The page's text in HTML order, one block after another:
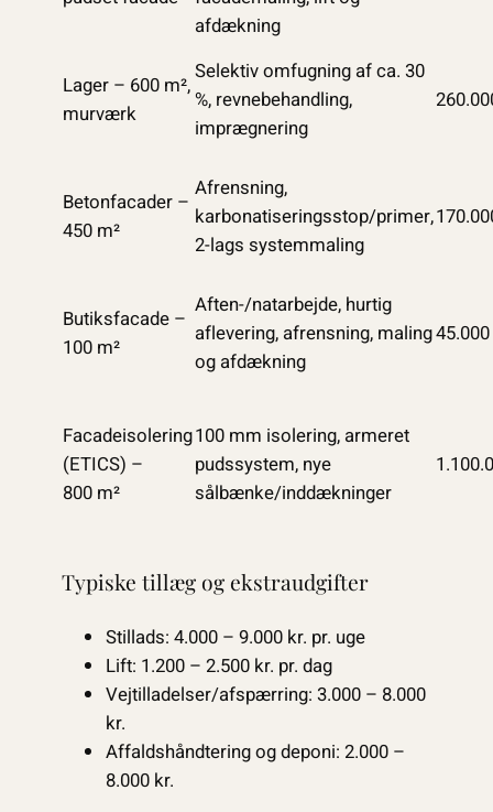
afdækning
Lager – 600 m²,
murværk
Selektiv omfugning af ca. 30
%, revnebehandling,
imprægnering
Betonfacader –
450 m²
Afrensning,
karbonatiseringsstop/primer,
2-lags systemmaling
Butiksfacade –
100 m²
Aften-/natarbejde, hurtig
aflevering, afrensning, maling
og afdækning
Facadeisolering
(ETICS) –
800 m²
100 mm isolering, armeret
pudssystem, nye
sålbænke/inddækninger
Typiske tillæg og ekstraudgifter
Stillads: 4.000 – 9.000 kr. pr. uge
Lift: 1.200 – 2.500 kr. pr. dag
Vejtilladelser/afspærring: 3.000 – 8.000
kr.
Affaldshåndtering og deponi: 2.000 –
8.000 kr.